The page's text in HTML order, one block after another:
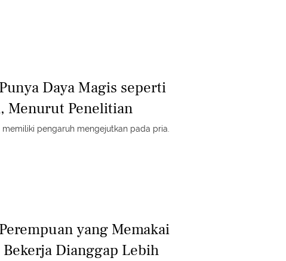
Daya Magis seperti
Menurut Penelitian
pengaruh mengejutkan pada pria.
yang Memakai
Bekerja Dianggap Lebih